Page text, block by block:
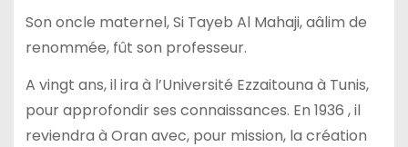
Son oncle maternel, Si Tayeb Al Mahaji, aâlim de
renommée, fût son professeur.
A vingt ans, il ira à l’Université Ezzaitouna à Tunis,
pour approfondir ses connaissances. En 1936 , il
reviendra à Oran avec, pour mission, la création